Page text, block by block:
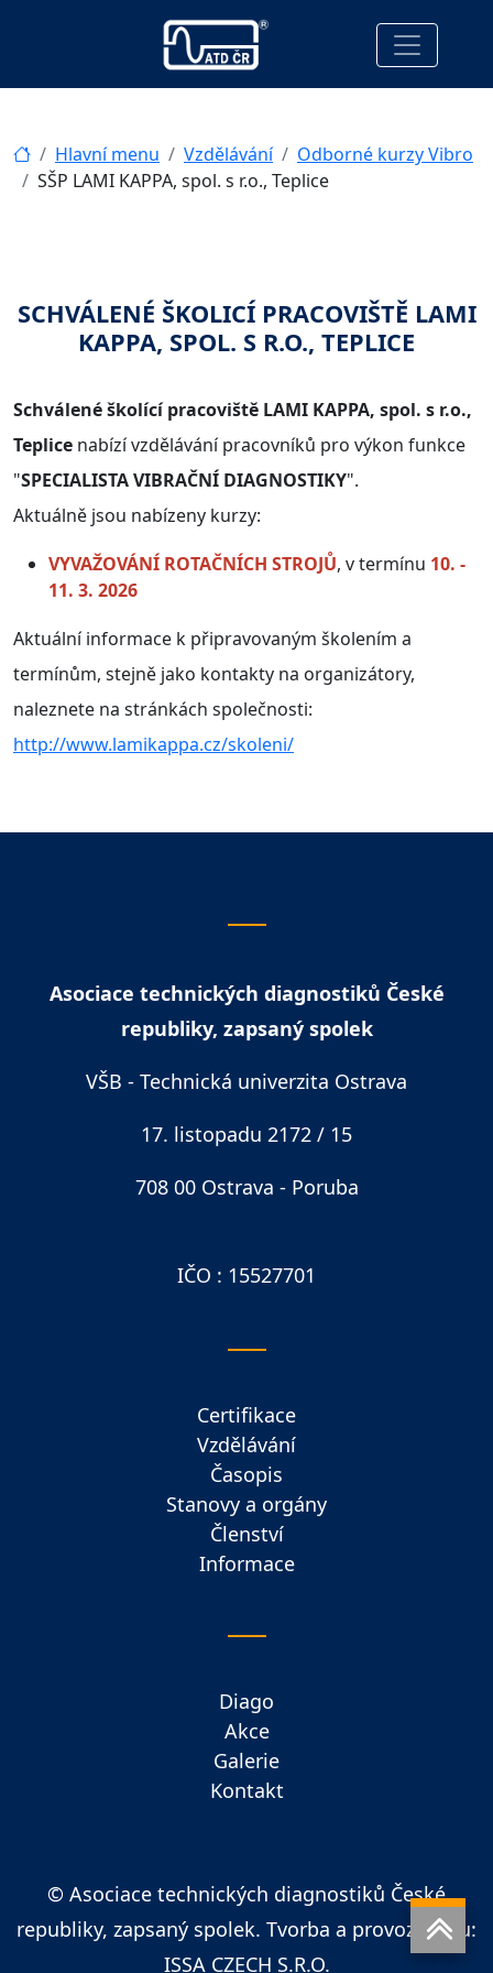
Hlavní menu Vzdělávání
Odborné kurzy Vibro
SŠP LAMI KAPPA, spol. s r.o., Teplice
SCHVÁLENÉ ŠKOLICÍ PRACOVIŠTĚ LAMI
KAPPA, SPOL. S R.O., TEPLICE
Schválené školící pracoviště LAMI KAPPA, spol. s r.o.,
Teplice nabízí vzdělávání pracovníků pro výkon funkce
"SPECIALISTA VIBRAČNÍ DIAGNOSTIKY".
Aktuálně jsou nabízeny kurzy:
VYVAŽOVÁNÍ ROTAČNÍCH STROJŮ, v termínu 10. -
11. 3. 2026
Aktuální informace k připravovaným školením a
termínům, stejně jako kontakty na organizátory,
naleznete na stránkách společnosti:
http://www.lamikappa.cz/skoleni/
Asociace technických diagnostiků České
republiky, zapsaný spolek
VŠB - Technická univerzita Ostrava
17. listopadu 2172 / 15
708 00 Ostrava - Poruba
IČO : 15527701
Certifikace
Vzdělávání
Časopis
Stanovy a orgány
Členství
Informace
Diago
Akce
Galerie
Kontakt
© Asociace technických diagnostiků České
republiky, zapsaný spolek. Tvorba a provoz webu:
ISSA CZECH S.R.O.